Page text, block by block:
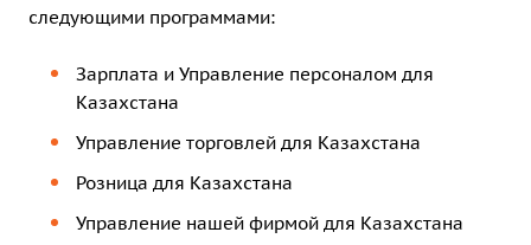
следующими программами:
Зарплата и Управление персоналом для
Казахстана
Управление торговлей для Казахстана
Розница для Казахстана
Управление нашей фирмой для Казахстана